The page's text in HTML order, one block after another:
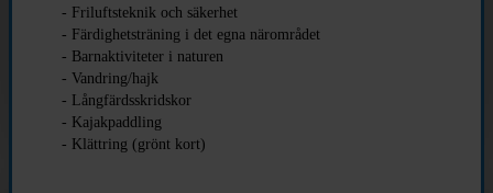
- Friluftsteknik och säkerhet
- Färdighetsträning i det egna närområdet
- Barnaktiviteter i naturen
- Vandring/hajk
- Långfärdsskridskor
- Kajakpaddling
- Klättring (grönt kort)